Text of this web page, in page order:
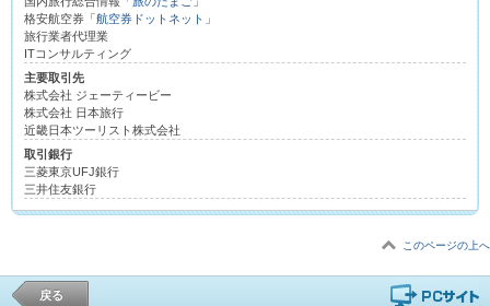
格安航空券「航空券ドットネット 」
旅行業者代理業
ITコンサルティング
主要取引先
株式会社 ジェーティービー
株式会社 日本旅行
近畿日本ツーリスト株式会社
取引銀行
三菱東京UFJ銀行
三井住友銀行
このページの上へ
戻る